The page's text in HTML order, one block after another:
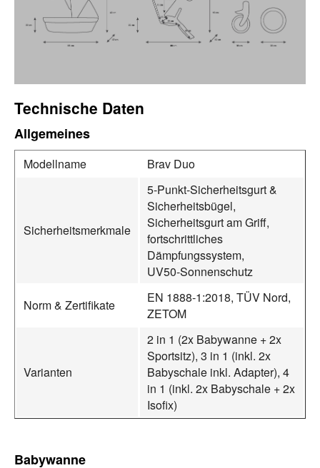
Technische Daten
Allgemeines
Modellname Brav Duo
Sicherheitsmerkmale
5‑Punkt‑Sicherheitsgurt &
Sicherheitsbügel,
Sicherheitsgurt am Griff,
fortschrittliches
Dämpfungssystem,
UV50‑Sonnenschutz
Norm & Zertifikate
EN 1888‑1:2018, TÜV Nord,
ZETOM
Varianten
2 in 1 (2x Babywanne + 2x
Sportsitz), 3 in 1 (inkl. 2x
Babyschale inkl. Adapter), 4
in 1 (inkl. 2x Babyschale + 2x
Isofix)
Babywanne